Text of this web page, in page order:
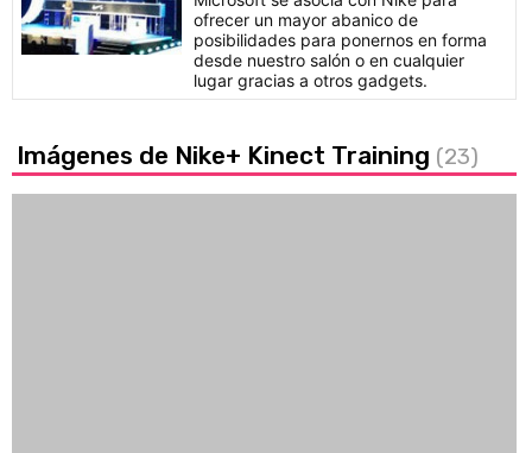
ofrecer un mayor abanico de
posibilidades para ponernos en forma
desde nuestro salón o en cualquier
lugar gracias a otros gadgets.
Imágenes de Nike+ Kinect Training (23)